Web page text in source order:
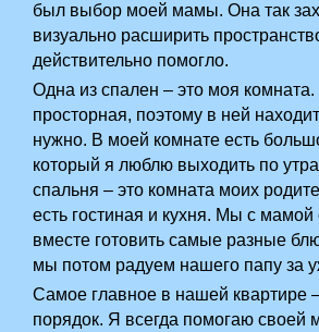
был выбор моей мамы. Она так
визуально расширить
действительно помогло.
Одна из спален – это моя
просторная, поэтому в ней
нужно. В моей комнате есть
который я люблю выходить по
спальня – это комната моих
есть гостиная и кухня. Мы с
вместе готовить самые разные
мы потом радуем нашего папу за
Самое главное в нашей квартире –
порядок. Я всегда помогаю своей